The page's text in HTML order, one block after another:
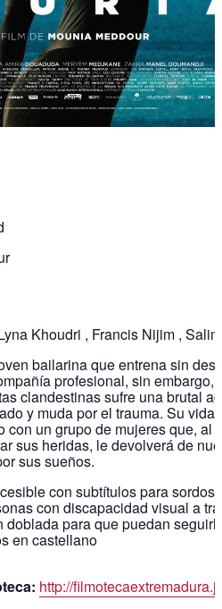
Khoudri , Francis Nijim ,
bailarina que entrena sin
profesional, sin embargo,
clandestinas sufre una brutal
y muda por el trauma. Su vida
con un grupo de mujeres que, al
sus heridas, le devolverá de
sus sueños.
con subtítulos para sordos
con discapacidad visual a
doblada para que puedan
en castellano
http://